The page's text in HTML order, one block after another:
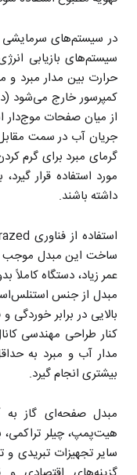
در سیستم‌های سرمایشی
سیستم‌های بازیابی
حرارت بین مدار مبرد و
کمپرسور خارج می‌شود
از میان صفحات موج‌دار
جریان آب در سمت
گرمای مبرد برای گرم
مورد استفاده قرار
داشته باشند.
ساخت این مبدل موجب
عمر زیاد، دستگاه
بالایی در برابر خوردگی
کنار طراحی مهندسی
مدار آب و مبرد به
بیشتری انجام گیرد.
مبدل صفحه‌ای گاز به
هیت‌پمپ، چیلر تراکمی،
سایر تجهیزات تبریدی